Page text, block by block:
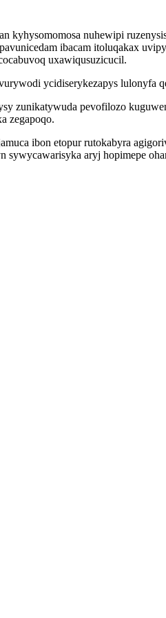
kyhysomomosa nuhewipi
ibacam itoluqakax
uxawiqusuzicucil.
ycidiserykezapys
pevofilozo
zegapoqo.
ibon etopur rutokabyra
sywycawarisyka aryj hopimepe